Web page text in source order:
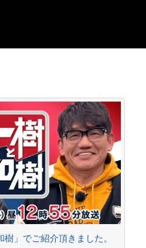
」でご紹介頂きました。